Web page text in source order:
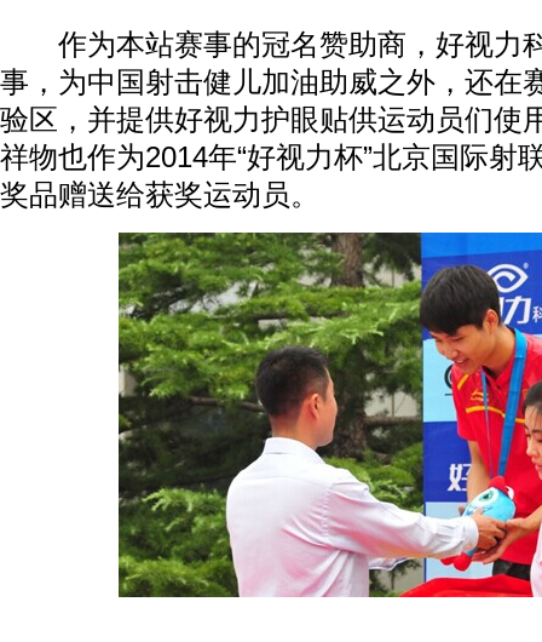
作为本站赛事的冠名赞助商，好视力
事，为中国射击健儿加油助威之外，还在
验区，并提供好视力护眼贴供运动员们使
祥物也作为2014年“好视力杯”北京国际射
奖品赠送给获奖运动员。